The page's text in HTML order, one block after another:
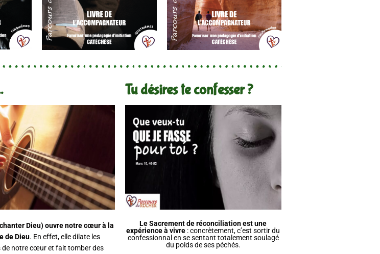
Dieu) ouvre notre cœur à la
de Dieu. En effet, elle dilate les
de notre cœur et fait tomber des
Tu désires te confesser ?
Le Sacrement de réconciliation est une
expérience à vivre : concrètement, c’est sortir du
confessionnal en se sentant totalement soulagé
du poids de ses péchés.